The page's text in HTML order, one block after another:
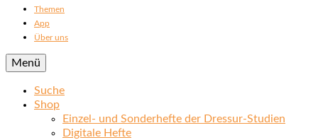
Themen
App
Über uns
Menü
Suche
Shop
Einzel- und Sonderhefte der Dressur-Studien
Digitale Hefte